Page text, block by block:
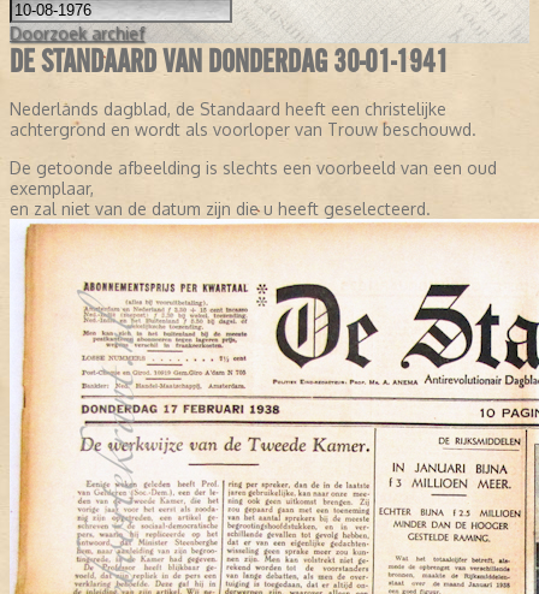
Doorzoek archief
DE STANDAARD VAN DONDERDAG 30-01-1941
Nederlands dagblad, de Standaard heeft een christelijke
achtergrond en wordt als voorloper van Trouw beschouwd.
De getoonde afbeelding is slechts een voorbeeld van een oud
exemplaar,
en zal niet van de datum zijn die u heeft geselecteerd.